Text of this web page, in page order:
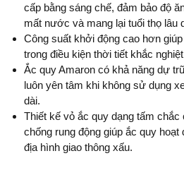
cấp bằng sáng chế, đảm bảo độ
mất nước và mang lại tuổi thọ lâu
Công suất khởi động cao hơn
trong điều kiện thời tiết khắc
Ắc quy Amaron có khả năng dự
luôn yên tâm khi không sử dụng
dài.
Thiết kế vỏ ắc quy dạng tấm chắc
chống rung động giúp ắc quy hoạt
địa hình giao thông xấu.